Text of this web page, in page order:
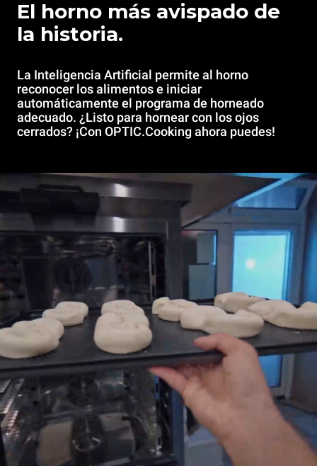
El horno más avispado de
la historia.
La Inteligencia Artificial permite al horno
reconocer los alimentos e iniciar
automáticamente el programa de horneado
adecuado. ¿Listo para hornear con los ojos
cerrados? ¡Con OPTIC.Cooking ahora puedes!